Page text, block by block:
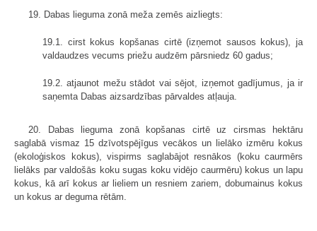
19. Dabas lieguma zonā meža zemēs aizliegts:
19.1. cirst kokus kopšanas cirtē (izņemot sausos kokus), ja
valdaudzes vecums priežu audzēm pārsniedz 60 gadus;
19.2. atjaunot mežu stādot vai sējot, izņemot gadījumus, ja ir
saņemta Dabas aizsardzības pārvaldes atļauja.
20. Dabas lieguma zonā kopšanas cirtē uz cirsmas hektāru
saglabā vismaz 15 dzīvotspējīgus vecākos un lielāko izmēru kokus
(ekoloģiskos kokus), vispirms saglabājot resnākos (koku caurmērs
lielāks par valdošās koku sugas koku vidējo caurmēru) kokus un lapu
kokus, kā arī kokus ar lieliem un resniem zariem, dobumainus kokus
un kokus ar deguma rētām.